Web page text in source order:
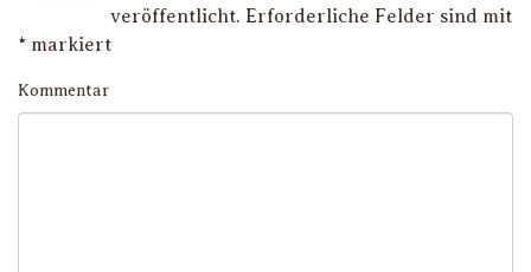
veröffentlicht. Erforderliche Felder sind mit
* markiert
Kommentar